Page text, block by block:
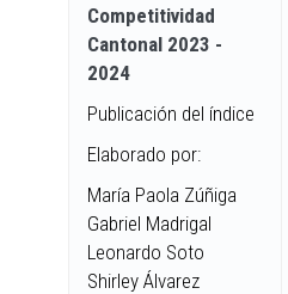
Competitividad
Cantonal 2023 -
2024
Publicación del índice
Elaborado por:
María Paola Zúñiga
Gabriel Madrigal
Leonardo Soto
Shirley Álvarez